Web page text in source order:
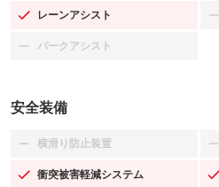
レーンアシスト
：装備あり
パークアシスト
：装備なし
安全装備
横滑り防止装置
：装備なし
衝突被害軽減システム
：装備あり